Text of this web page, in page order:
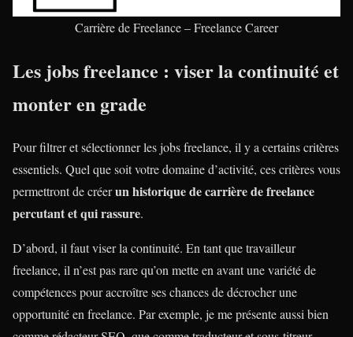
Carrière de Freelance – Freelance Career
Les jobs freelance : viser la continuité et
monter en grade
Pour filtrer et sélectionner les jobs freelance, il y a certains critères
essentiels. Quel que soit votre domaine d’activité, ces critères vous
permettront de créerun historique de carrière de freelance
percutant et qui rassure.
D’abord, il faut viser la continuité. En tant que travailleur
freelance, il n’est pas rare qu’on mette en avant une variété de
compétences pour accroître ses chances de décrocher une
opportunité en freelance. Par exemple, je me présente aussi bien